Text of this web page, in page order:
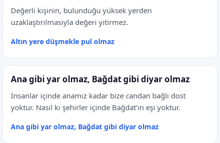
Değerli kişinin, bulunduğu yüksek yerden
uzaklaştırılmasıyla değeri yitirmez.
Altın yere düşmekle pul olmaz
Ana gibi yar olmaz, Bağdat gibi diyar olmaz
İnsanlar içinde anamız kadar bize candan bağlı dost
yoktur. Nasıl ki şehirler içinde Bağdat’ın eşi yoktur.
Ana gibi yar olmaz, Bağdat gibi diyar olmaz